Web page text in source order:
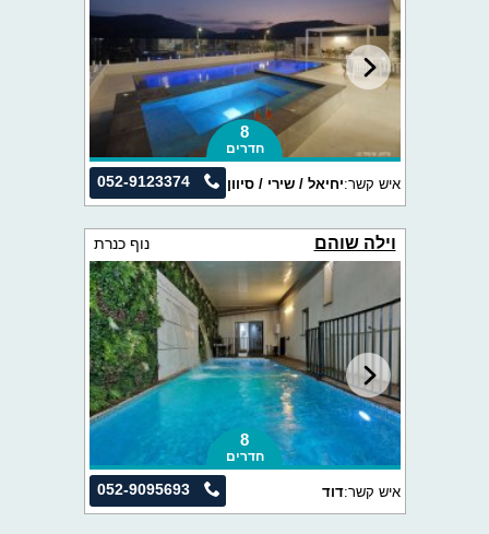
8
חדרים
052-9123374 איש קשר:יחיאל / שירי / סיוון
וילה שוהם נוף כנרת
8
חדרים
052-9095693 איש קשר:דוד